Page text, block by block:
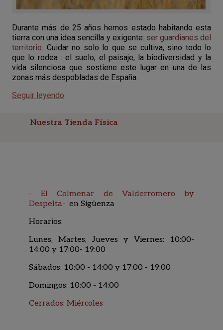
Durante más de 25 años hemos estado habitando esta
tierra con una idea sencilla y exigente: ser guardianes del
territorio. Cuidar no solo lo que se cultiva, sino todo lo
que lo rodea : el suelo, el paisaje, la biodiversidad y la
vida silenciosa que sostiene este lugar en una de las
zonas más despobladas de España.
Seguir leyendo
Nuestra Tienda Física
- El Colmenar de Valderromero by
Despelta- en Sigüenza
Horarios:
Lunes, Martes, Jueves y Viernes: 10:00-
14:00 y 17:00- 19:00
Sábados: 10:00 - 14:00 y 17:00 - 19:00
Domingos: 10:00 - 14:00
Cerrados: Miércoles